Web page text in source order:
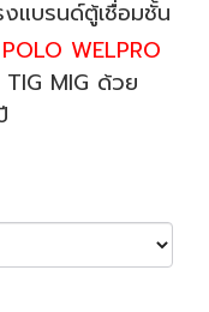
แบรนด์ตู้เชื่อมชั้น
WELPRO
MIG ด้วย